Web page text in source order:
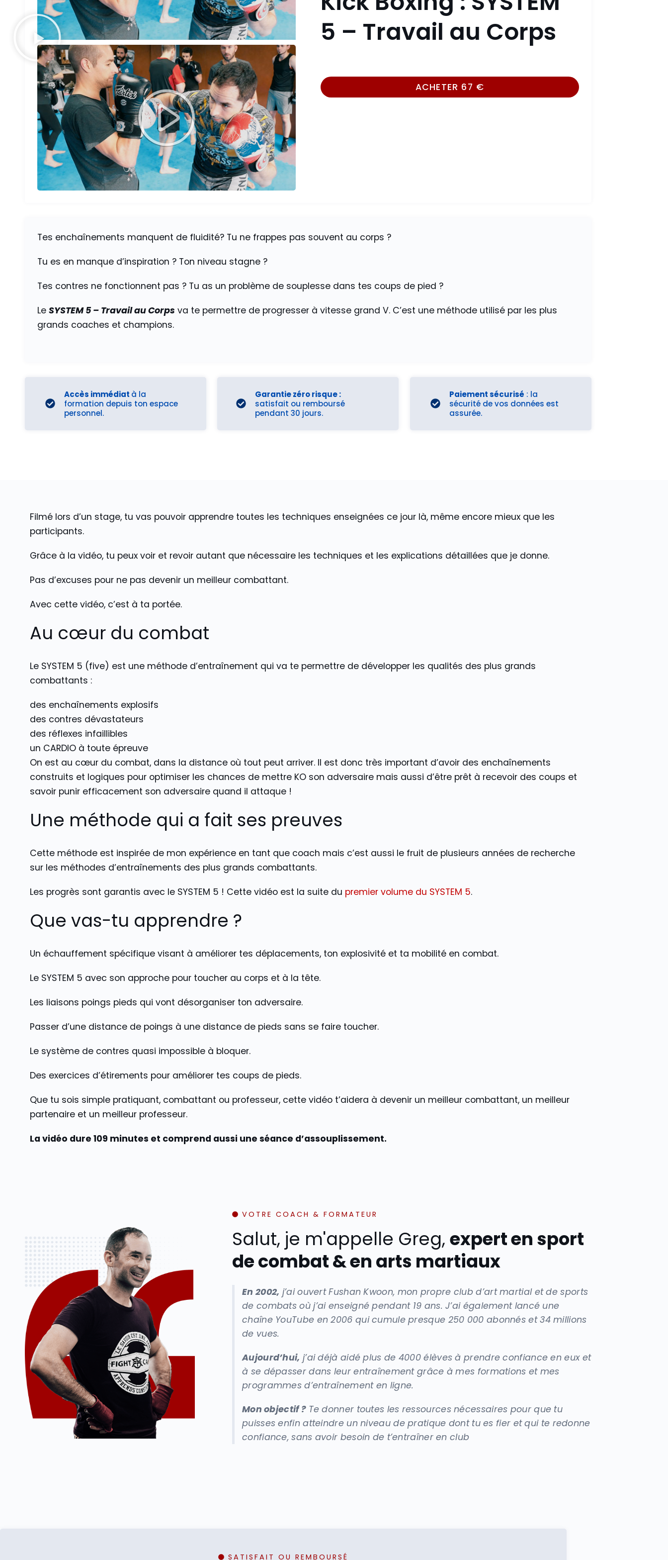
5 – Travail au Corps
ACHETER 67 €
Tes enchaînements manquent de fluidité? Tu ne frappes pas souvent au corps ?
Tu es en manque d’inspiration ? Ton niveau stagne ?
Tes contres ne fonctionnent pas ? Tu as un problème de souplesse dans tes coups de pied ?
Le SYSTEM 5 – Travail au Corps va te permettre de progresser à vitesse grand V. C’est une méthode utilisé par les plus
grands coaches et champions.
Accès immédiat à la
formation depuis ton espace
personnel.
Garantie zéro risque :
satisfait ou remboursé
pendant 30 jours.
Paiement sécurisé : la
sécurité de vos données est
assurée.
Filmé lors d’un stage, tu vas pouvoir apprendre toutes les techniques enseignées ce jour là, même encore mieux que les
participants.
Grâce à la vidéo, tu peux voir et revoir autant que nécessaire les techniques et les explications détaillées que je donne.
Pas d’excuses pour ne pas devenir un meilleur combattant.
Avec cette vidéo, c’est à ta portée.
Au cœur du combat
Le SYSTEM 5 (five) est une méthode d’entraînement qui va te permettre de développer les qualités des plus grands
combattants :
des enchaînements explosifs
des contres dévastateurs
des réflexes infaillibles
un CARDIO à toute épreuve
On est au cœur du combat, dans la distance où tout peut arriver. Il est donc très important d’avoir des enchaînements
construits et logiques pour optimiser les chances de mettre KO son adversaire mais aussi d’être prêt à recevoir des coups et
savoir punir efficacement son adversaire quand il attaque !
Une méthode qui a fait ses preuves
Cette méthode est inspirée de mon expérience en tant que coach mais c’est aussi le fruit de plusieurs années de recherche
sur les méthodes d’entraînements des plus grands combattants.
Les progrès sont garantis avec le SYSTEM 5 ! Cette vidéo est la suite du premier volume du SYSTEM 5.
Que vas-tu apprendre ?
Un échauffement spécifique visant à améliorer tes déplacements, ton explosivité et ta mobilité en combat.
Le SYSTEM 5 avec son approche pour toucher au corps et à la tête.
Les liaisons poings pieds qui vont désorganiser ton adversaire.
Passer d’une distance de poings à une distance de pieds sans se faire toucher.
Le système de contres quasi impossible à bloquer.
Des exercices d’étirements pour améliorer tes coups de pieds.
Que tu sois simple pratiquant, combattant ou professeur, cette vidéo t’aidera à devenir un meilleur combattant, un meilleur
partenaire et un meilleur professeur.
La vidéo dure 109 minutes et comprend aussi une séance d’assouplissement.
VOTRE COACH & FORMATEUR
Salut, je m'appelle Greg, expert en sport
de combat & en arts martiaux
En 2002, j’ai ouvert Fushan Kwoon, mon propre club d’art martial et de sports
de combats où j’ai enseigné pendant 19 ans. J’ai également lancé une
chaîne YouTube en 2006 qui cumule presque 250 000 abonnés et 34 millions
de vues.
Aujourd’hui, j’ai déjà aidé plus de 4000 élèves à prendre confiance en eux et
à se dépasser dans leur entraînement grâce à mes formations et mes
programmes d’entraînement en ligne.
Mon objectif ?Te donner toutes les ressources nécessaires pour que tu
puisses enfin atteindre un niveau de pratique dont tu es fier et qui te redonne
confiance, sans avoir besoin de t’entraîner en club
SATISFAIT OU REMBOURSÉ